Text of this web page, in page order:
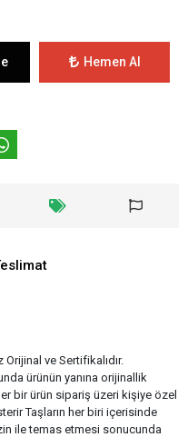
Hemen Al
ve Sertifikalıdır.
ürünün yanına orijinallik
bir ürün sipariş üzeri kişiye özel
Taşların her biri içerisinde
ile temas etmesi sonucunda